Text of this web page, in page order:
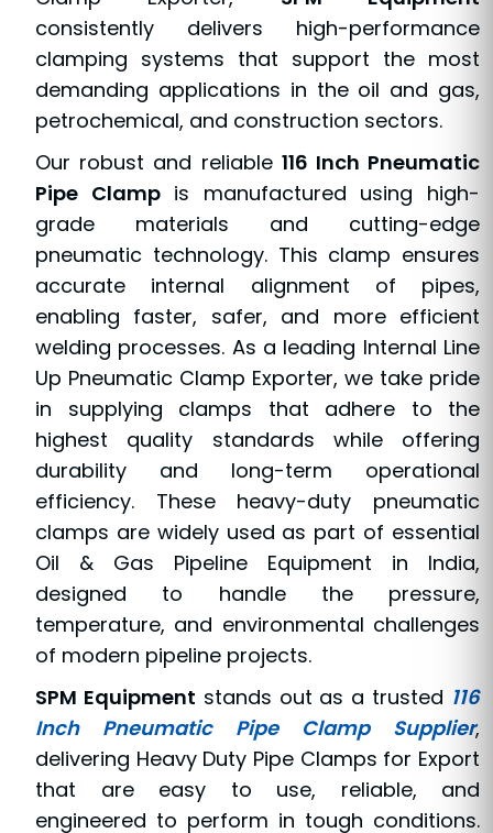
consistently delivers high-performance
clamping systems that support the most
demanding applications in the oil and gas,
petrochemical, and construction sectors.
Our robust and reliable 116 Inch Pneumatic
Pipe Clampis manufactured using high-
grade materials and cutting-edge
pneumatic technology. This clamp ensures
accurate internal alignment of pipes,
enabling faster, safer, and more efficient
welding processes. As a leading Internal Line
Up Pneumatic Clamp Exporter, we take pride
in supplying clamps that adhere to the
highest quality standards while offering
durability and long-term operational
efficiency. These heavy-duty pneumatic
clamps are widely used as part of essential
Oil & Gas Pipeline Equipment in India,
designed to handle the pressure,
temperature, and environmental challenges
of modern pipeline projects.
SPM Equipment stands out as a trusted 116
Inch Pneumatic Pipe Clamp Supplier,
delivering Heavy Duty Pipe Clamps for Export
that are easy to use, reliable, and
engineered to perform in tough conditions.